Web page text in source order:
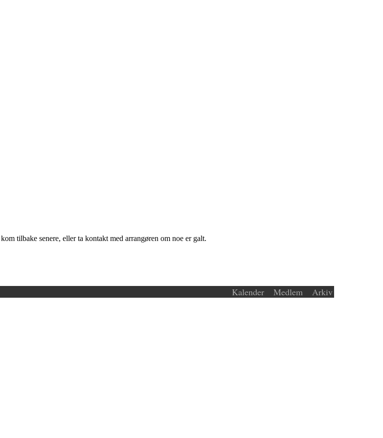
tilbake senere, eller ta kontakt med arrangøren om noe er galt.
Kalender Medlem Arkiv